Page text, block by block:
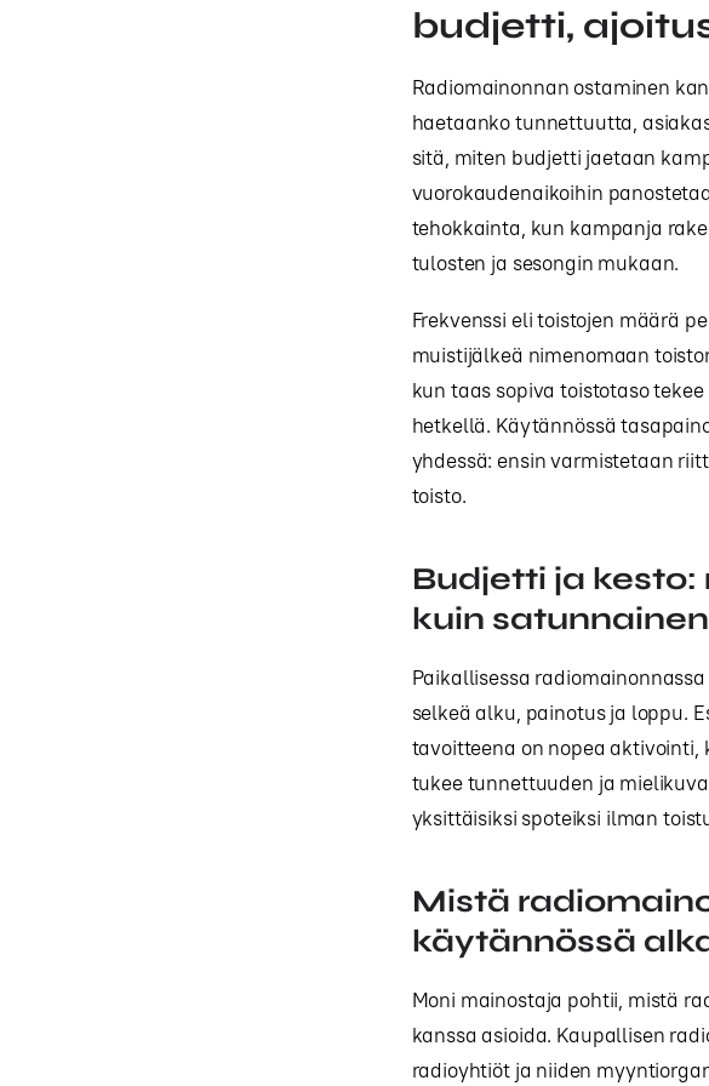
budjetti,
Radiomainonnan ostaminen
haetaanko tunnettuutta,
sitä, miten budjetti jaetaan
vuorokaudenaikoihin
tehokkainta, kun kampanja
tulosten ja sesongin mukaan.
Frekvenssi eli toistojen määrä
muistijälkeä nimenomaan
kun taas sopiva toistotaso
hetkellä. Käytännössä
yhdessä: ensin varmistetaan
toisto.
Budjetti ja
kuin
Paikallisessa
selkeä alku, painotus ja loppu.
tavoitteena on nopea
tukee tunnettuuden ja
yksittäisiksi spoteiksi ilman
Mistä
käytännössä
Moni mainostaja pohtii, mistä
kanssa asioida. Kaupallisen
radioyhtiöt ja niiden